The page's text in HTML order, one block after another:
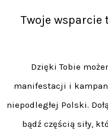
Twoje wsparcie
Dzięki Tobie
manifestacji i
niepodległej Polski.
bądź częścią siły,